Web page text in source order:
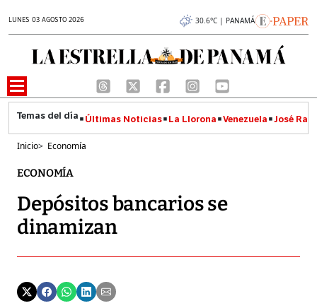
LUNES 03 AGOSTO 2026 30.6°C | PANAMÁ
Últimas Noticias La Llorona Venezuela José
Inicio> Economía
ECONOMÍA
Depósitos bancarios se
dinamizan